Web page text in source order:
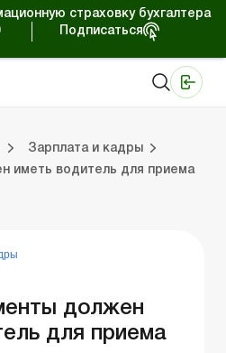
страховку бухгалтера
Подписаться
Зарплата и кадры
иметь водитель для приема
должен
для приема